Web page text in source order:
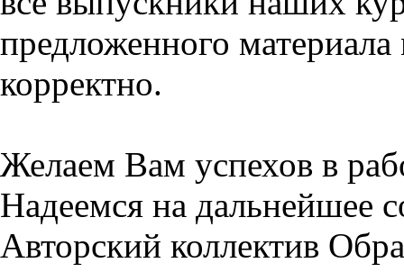
предложенного
корректно.
Желаем Вам успехов в
Надеемся на дальнейшее
Авторский коллектив